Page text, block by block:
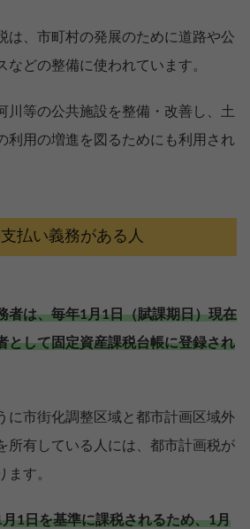
は、市町村の発展のために道路や公
などの整備に使われています。
川等の公共施設を整備・改善し、土
利用の増進を図るためにも利用され
払い義務がある人
者は、毎年1月1日（賦課期日）現在
として固定資産課税台帳に登録され
に市街化調整区域と都市計画区域外
所有している人には、都市計画税が
ます。
1日を基準に課税されるため、1月